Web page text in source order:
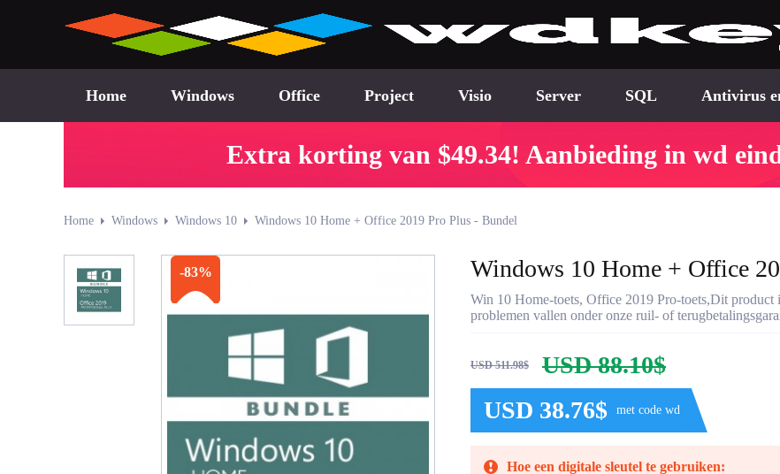
Home Windows Office Project Visio Server SQL Antivirus
Extra korting van $49.34! Aanbieding in wd
Home Windows Windows 10 Windows 10 Home + Office 2019 Pro Plus - Bundel
-83% Windows 10 Home + Office
Win 10 Home-toets, Office 2019 Pro-toets,Dit product
problemen vallen onder onze ruil- of
USD 511.98$
USD 88.10$
USD 38.76$
met code wd
Hoe een digitale sleutel te gebruiken: